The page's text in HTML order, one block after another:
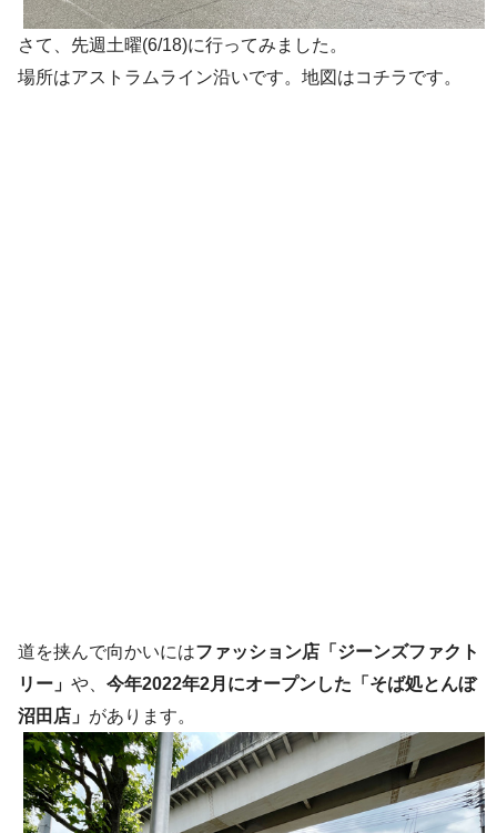
さて、先週土曜(6/18)に行ってみました。
場所はアストラムライン沿いです。地図はコチラです。
道を挟んで向かいにはファッション店「ジーンズファクト
リー」 や、 今年2022年2月にオープンした「そば処とんぼ
沼田店」 があります。